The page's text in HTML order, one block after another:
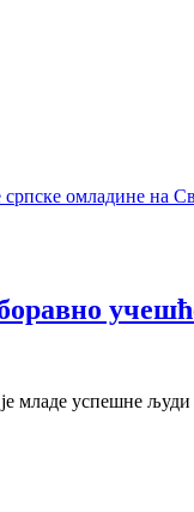
младе успешне